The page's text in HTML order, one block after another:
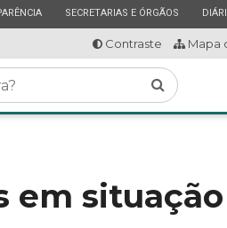
ESTADO
SECRETARIAS E ÓRGÃOS
Contraste Mapa
Buscar
em